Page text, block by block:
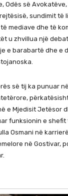
Odës së
sundimit të
mediave dhe të
u zhvillua një
e barabartë dhe e
së tij ka punuar
e Mjedisit Jetësor
funksionin e
Osmani në
në Gostivar,